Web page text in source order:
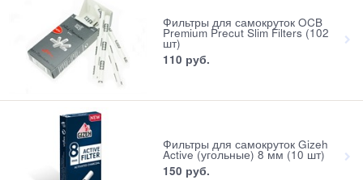
Фильтры для самокруток OCB
Premium Precut Slim Filters (102
шт)
110 руб.
Фильтры для самокруток Gizeh
Active (угольные) 8 мм (10 шт)
150 руб.